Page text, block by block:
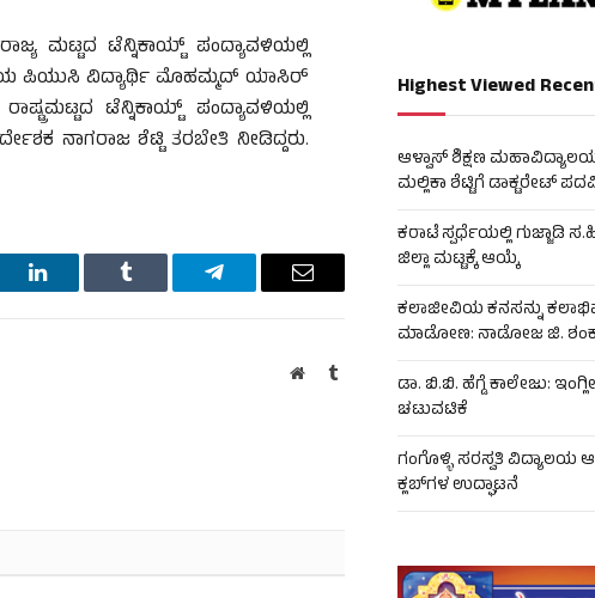
ಮಟ್ಟದ ಟೆನ್ನಿಕಾಯ್ಟ್ ಪಂದ್ಯಾವಳಿಯಲ್ಲಿ
ಪಿಯುಸಿ ವಿದ್ಯಾರ್ಥಿ ಮೊಹಮ್ಮದ್ ಯಾಸಿರ್
ಟೆನ್ನಿಕಾಯ್ಟ್ ಪಂದ್ಯಾವಳಿಯಲ್ಲಿ
ನಾಗರಾಜ ಶೆಟ್ಟಿ ತರಬೇತಿ ನೀಡಿದ್ದರು.
LinkedIn Tumblr Telegram Email
WebsiteTumblr
Highest Viewed
ಆಳ್ವಾಸ್ ಶಿಕ್ಷಣ
ಮಲ್ಲಿಕಾ ಶೆಟ್ಟಿಗೆ ಡಾಕ್ಟರೇಟ್
ಕರಾಟೆ ಸ್ಪರ್ಧೆಯಲ್ಲಿ ಗುಜ್ಜಾಡಿ
ಜಿಲ್ಲಾ ಮಟ್ಟಕ್ಕೆ ಆಯ್ಕೆ
ಕಲಾಜೀವಿಯ ಕನಸನ್ನು
ಮಾಡೋಣ: ನಾಡೋಜ ಜಿ.
ಡಾ. ಬಿ.ಬಿ. ಹೆಗ್ಡೆ ಕಾಲೇಜು:
ಚಟುವಟಿಕೆ
ಗಂಗೊಳ್ಳಿ ಸರಸ್ವತಿ ವಿದ್ಯಾಲಯ
ಕ್ಲಬ್‌ಗಳ ಉದ್ಘಾಟನೆ